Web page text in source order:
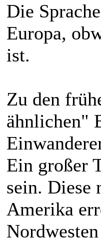
Die
Europa,
ist.
Zu den
ähnlichen"
Ein großer
sein. Diese
Amerika